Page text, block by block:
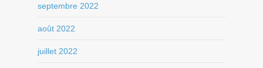
septembre 2022
août 2022
juillet 2022